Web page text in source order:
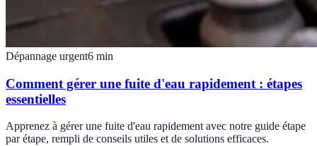
Dépannage urgent6 min
Comment gérer une fuite d'eau rapidement : étapes
essentielles
Apprenez à gérer une fuite d'eau rapidement avec notre guide étape
par étape, rempli de conseils utiles et de solutions efficaces.